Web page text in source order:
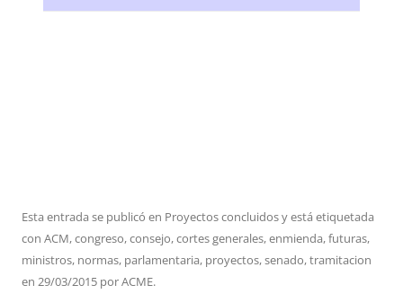
Esta entrada se publicó en Proyectos concluidosy está etiquetada
con ACM,congreso,consejo,cortes generales,enmienda,futuras,
ministros, normas, parlamentaria, proyectos,senado,tramitacion
en 29/03/2015 porACME.